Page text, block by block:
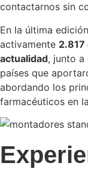
contactarnos sin
En la última
activamente
actualidad, junto a
países que
abordando los
farmacéuticos en